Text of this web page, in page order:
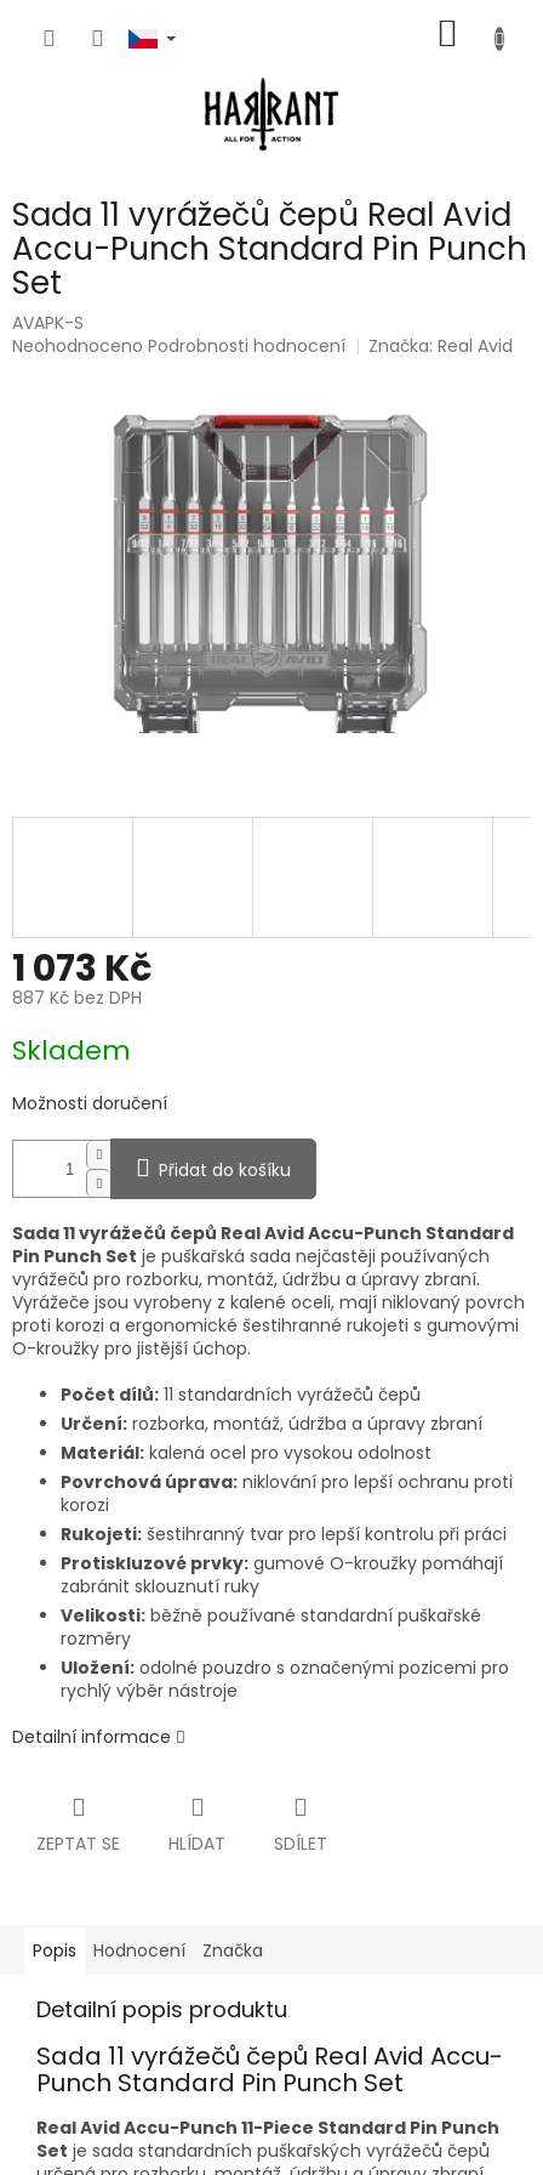
KOŠÍK
Sada 11 vyrážečů čepů Real Avid
Accu-Punch Standard Pin Punch
Set
AVAPK-S
Průměrné
Neohodnoceno Podrobnosti hodnocení Značka:Real Avid
1 073 Kč
887 Kč bez DPH
cena:
Skladem
Možnosti doručení
Přidat do košíku
Sada 11 vyrážečů čepů Real Avid Accu-Punch Standard
Pin Punch Set je puškařská sada nejčastěji používaných
vyrážečů pro rozborku, montáž, údržbu a úpravy zbraní.
Vyrážeče jsou vyrobeny z kalené oceli, mají niklovaný povrch
proti korozi a ergonomické šestihranné rukojeti s gumovými
O-kroužky pro jistější úchop.
Počet dílů: 11 standardních vyrážečů čepů
Určení: rozborka, montáž, údržba a úpravy zbraní
Materiál: kalená ocel pro vysokou odolnost
Povrchová úprava: niklování pro lepší ochranu proti
korozi
Rukojeti: šestihranný tvar pro lepší kontrolu při práci
Protiskluzové prvky: gumové O-kroužky pomáhají
zabránit sklouznutí ruky
Velikosti: běžně používané standardní puškařské
rozměry
Uložení: odolné pouzdro s označenými pozicemi pro
rychlý výběr nástroje
Detailní informace
ZEPTAT SE HLÍDAT SDÍLET
Popis Hodnocení Značka
Detailní popis produktu
Sada 11 vyrážečů čepů Real Avid Accu-
Punch Standard Pin Punch Set
Real Avid Accu-Punch 11-Piece Standard Pin Punch
Set je sada standardních puškařských vyrážečů čepů